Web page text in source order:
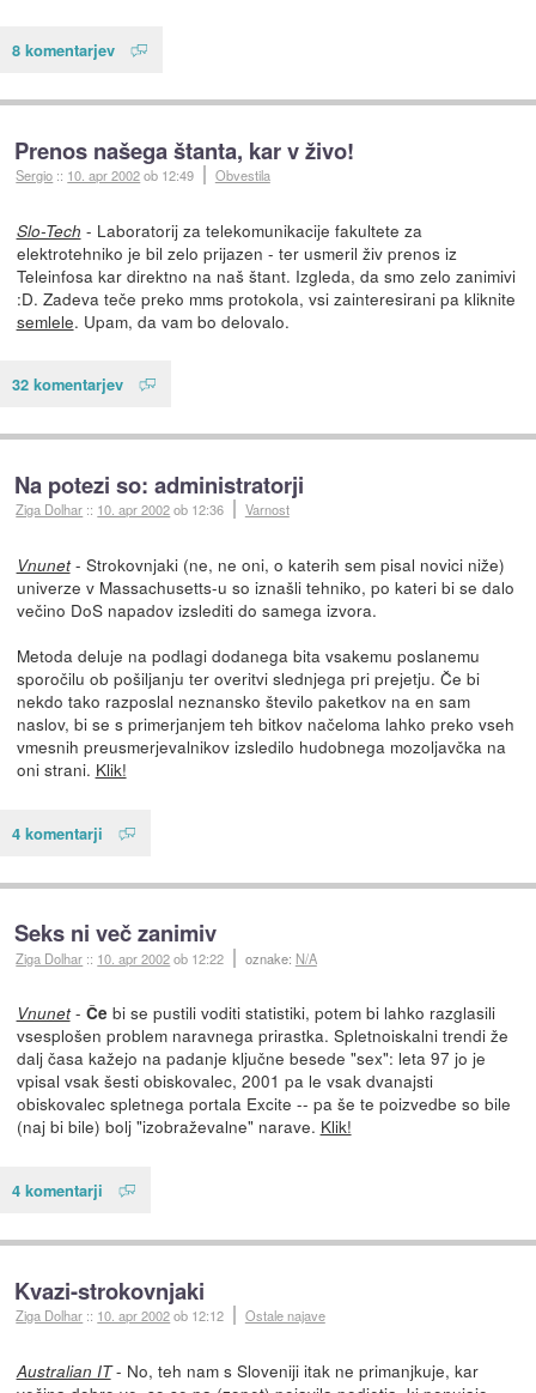
8 komentarjev
Prenos našega štanta, kar v živo!
Sergio :: 10. apr 2002ob 12:49 Obvestila
Slo-Tech - Laboratorij za telekomunikacije fakultete za
elektrotehniko je bil zelo prijazen - ter usmeril živ prenos iz
Teleinfosa kar direktno na naš štant. Izgleda, da smo zelo zanimivi
:D. Zadeva teče preko mms protokola, vsi zainteresirani pa kliknite
semlele. Upam, da vam bo delovalo.
32 komentarjev
Na potezi so: administratorji
Ziga Dolhar :: 10. apr 2002ob 12:36 Varnost
Vnunet- Strokovnjaki (ne, ne oni, o katerih sem pisal novici niže)
univerze v Massachusetts-u so iznašli tehniko, po kateri bi se dalo
večino DoS napadov izslediti do samega izvora.
Metoda deluje na podlagi dodanega bita vsakemu poslanemu
sporočilu ob pošiljanju ter overitvi slednjega pri prejetju. Če bi
nekdo tako razposlal neznansko število paketkov na en sam
naslov, bi se s primerjanjem teh bitkov načeloma lahko preko vseh
vmesnih preusmerjevalnikov izsledilo hudobnega mozoljavčka na
oni strani. Klik!
4 komentarji
Seks ni več zanimiv
Ziga Dolhar :: 10. apr 2002ob 12:22 oznake: N/A
Vnunet- Če bi se pustili voditi statistiki, potem bi lahko razglasili
vsesplošen problem naravnega prirastka. Spletnoiskalni trendi že
dalj časa kažejo na padanje ključne besede "sex": leta 97 jo je
vpisal vsak šesti obiskovalec, 2001 pa le vsak dvanajsti
obiskovalec spletnega portala Excite -- pa še te poizvedbe so bile
(naj bi bile) bolj "izobraževalne" narave. Klik!
4 komentarji
Kvazi-strokovnjaki
Ziga Dolhar :: 10. apr 2002ob 12:12 Ostale najave
Australian IT- No, teh nam s Sloveniji itak ne primanjkuje, kar